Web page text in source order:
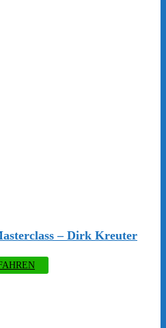
– Dirk Kreuter